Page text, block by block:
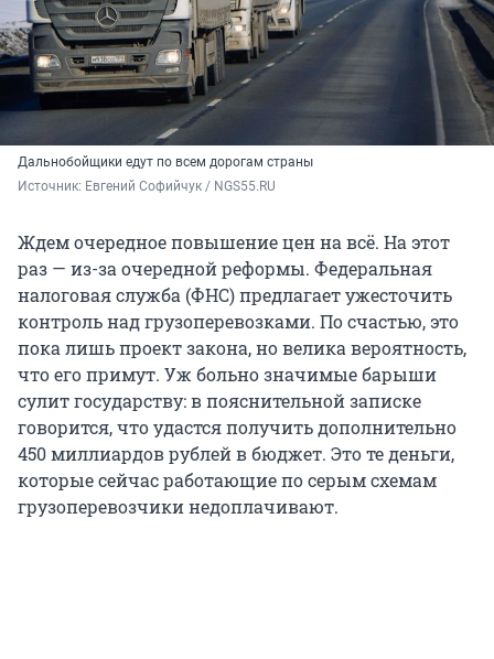
Дальнобойщики едут по всем дорогам страны
Источник: Евгений Софийчук / NGS55.RU
Ждем очередное повышение цен на всё. На этот
раз — из-за очередной реформы. Федеральная
налоговая служба (ФНС) предлагает ужесточить
контроль над грузоперевозками. По счастью, это
пока лишь проект закона, но велика вероятность,
что его примут. Уж больно значимые барыши
сулит государству: в пояснительной записке
говорится, что удастся получить дополнительно
450 миллиардов рублей в бюджет. Это те деньги,
которые сейчас работающие по серым схемам
грузоперевозчики недоплачивают.